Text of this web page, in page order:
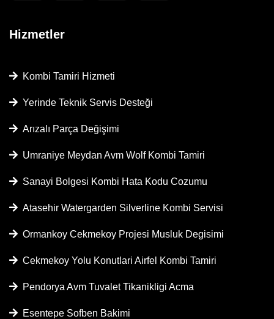
Hizmetler
Kombi Tamiri Hizmeti
Yerinde Teknik Servis Desteği
Arızalı Parça Değişimi
Umraniye Meydan Avm Wolf Kombi Tamiri
Sanayi Bolgesi Kombi Hata Kodu Cozumu
Atasehir Watergarden Silverline Kombi Servisi
Ormankoy Cekmekoy Projesi Musluk Degisimi
Cekmekoy Yolu Konutlari Airfel Kombi Tamiri
Pendorya Avm Tuvalet Tikanikligi Acma
Esentepe Sofben Bakimi